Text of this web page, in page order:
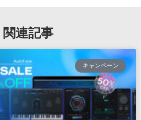
関連記事
キャンペーン